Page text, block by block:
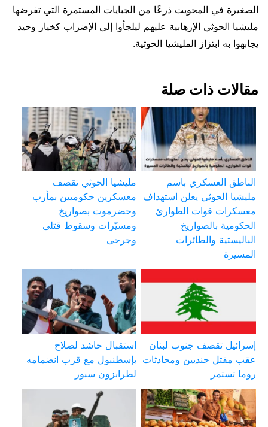
الصغيرة في المحويت ذرعًا من الجبايات المستمرة التي تفرضها
مليشيا الحوثي الإرهابية عليهم ليلجأوا إلى الإضراب كخيار وحيد
يجابهوا به ابتزاز المليشيا الحوثية.
مقالات ذات صلة
الناطق العسكري باسم
مليشيا الحوثي يعلن استهداف
معسكرات قوات الطوارئ
الحكومية بالصواريخ
الباليستية والطائرات
المسيرة
مليشيا الحوثي تقصف
معسكرين حكوميين بمأرب
وحضرموت بصواريخ
ومسيّرات وسقوط قتلى
وجرحى
إسرائيل تقصف جنوب لبنان
عقب مقتل جنديين ومحادثات
روما تستمر
استقبال حاشد لصلاح
بإسطنبول مع قرب انضمامه
لطرابزون سبور